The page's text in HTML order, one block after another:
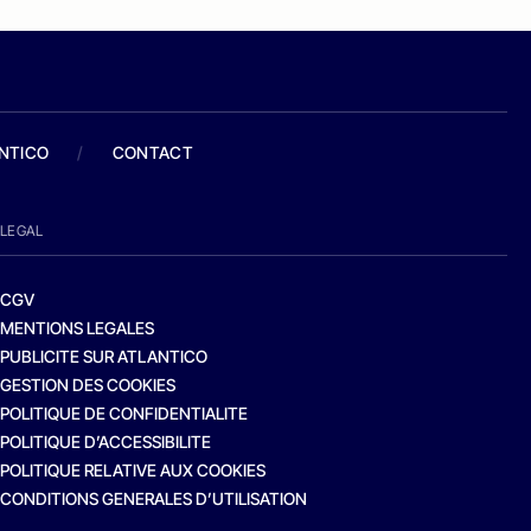
/ CONTACT
LEGAL
CGV
MENTIONS LEGALES
PUBLICITE SUR ATLANTICO
GESTION DES COOKIES
POLITIQUE DE CONFIDENTIALITE
POLITIQUE D’ACCESSIBILITE
POLITIQUE RELATIVE AUX COOKIES
CONDITIONS GENERALES D’UTILISATION